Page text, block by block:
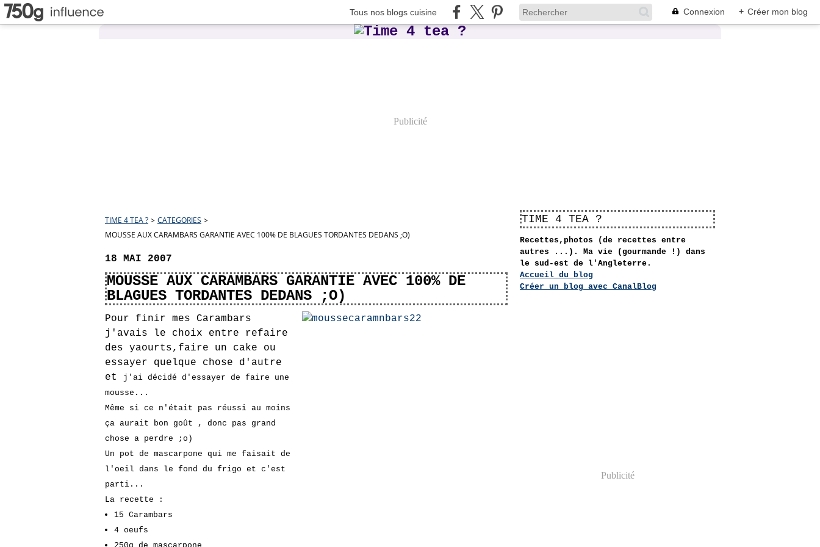
Tous nos blogs cuisine Connexion + Créer mon blog
Publicité
TIME 4 TEA ? > CATEGORIES >
MOUSSE AUX CARAMBARS GARANTIE AVEC 100% DE BLAGUES TORDANTES DEDANS ;O)
18 MAI 2007
MOUSSE AUX CARAMBARS GARANTIE AVEC 100% DE
BLAGUES TORDANTES DEDANS ;O)
Pour finir mes Carambars
j'avais le choix entre refaire
des yaourts,faire un cake ou
essayer quelque chose d'autre
et
j'ai décidé d'essayer de faire une
mousse...
Même si ce n'était pas réussi au moins
ça aurait bon goût , donc pas grand
chose a perdre ;o)
Un pot de mascarpone qui me faisait de
l'oeil dans le fond du frigo et c'est
parti...
La recette :
15 Carambars
4 oeufs
TIME 4 TEA ?
Recettes,photos (de recettes entre
autres ...). Ma vie (gourmande !) dans
le sud-est de l'Angleterre.
Accueil du blog
Créer un blog avec CanalBlog
Publicité